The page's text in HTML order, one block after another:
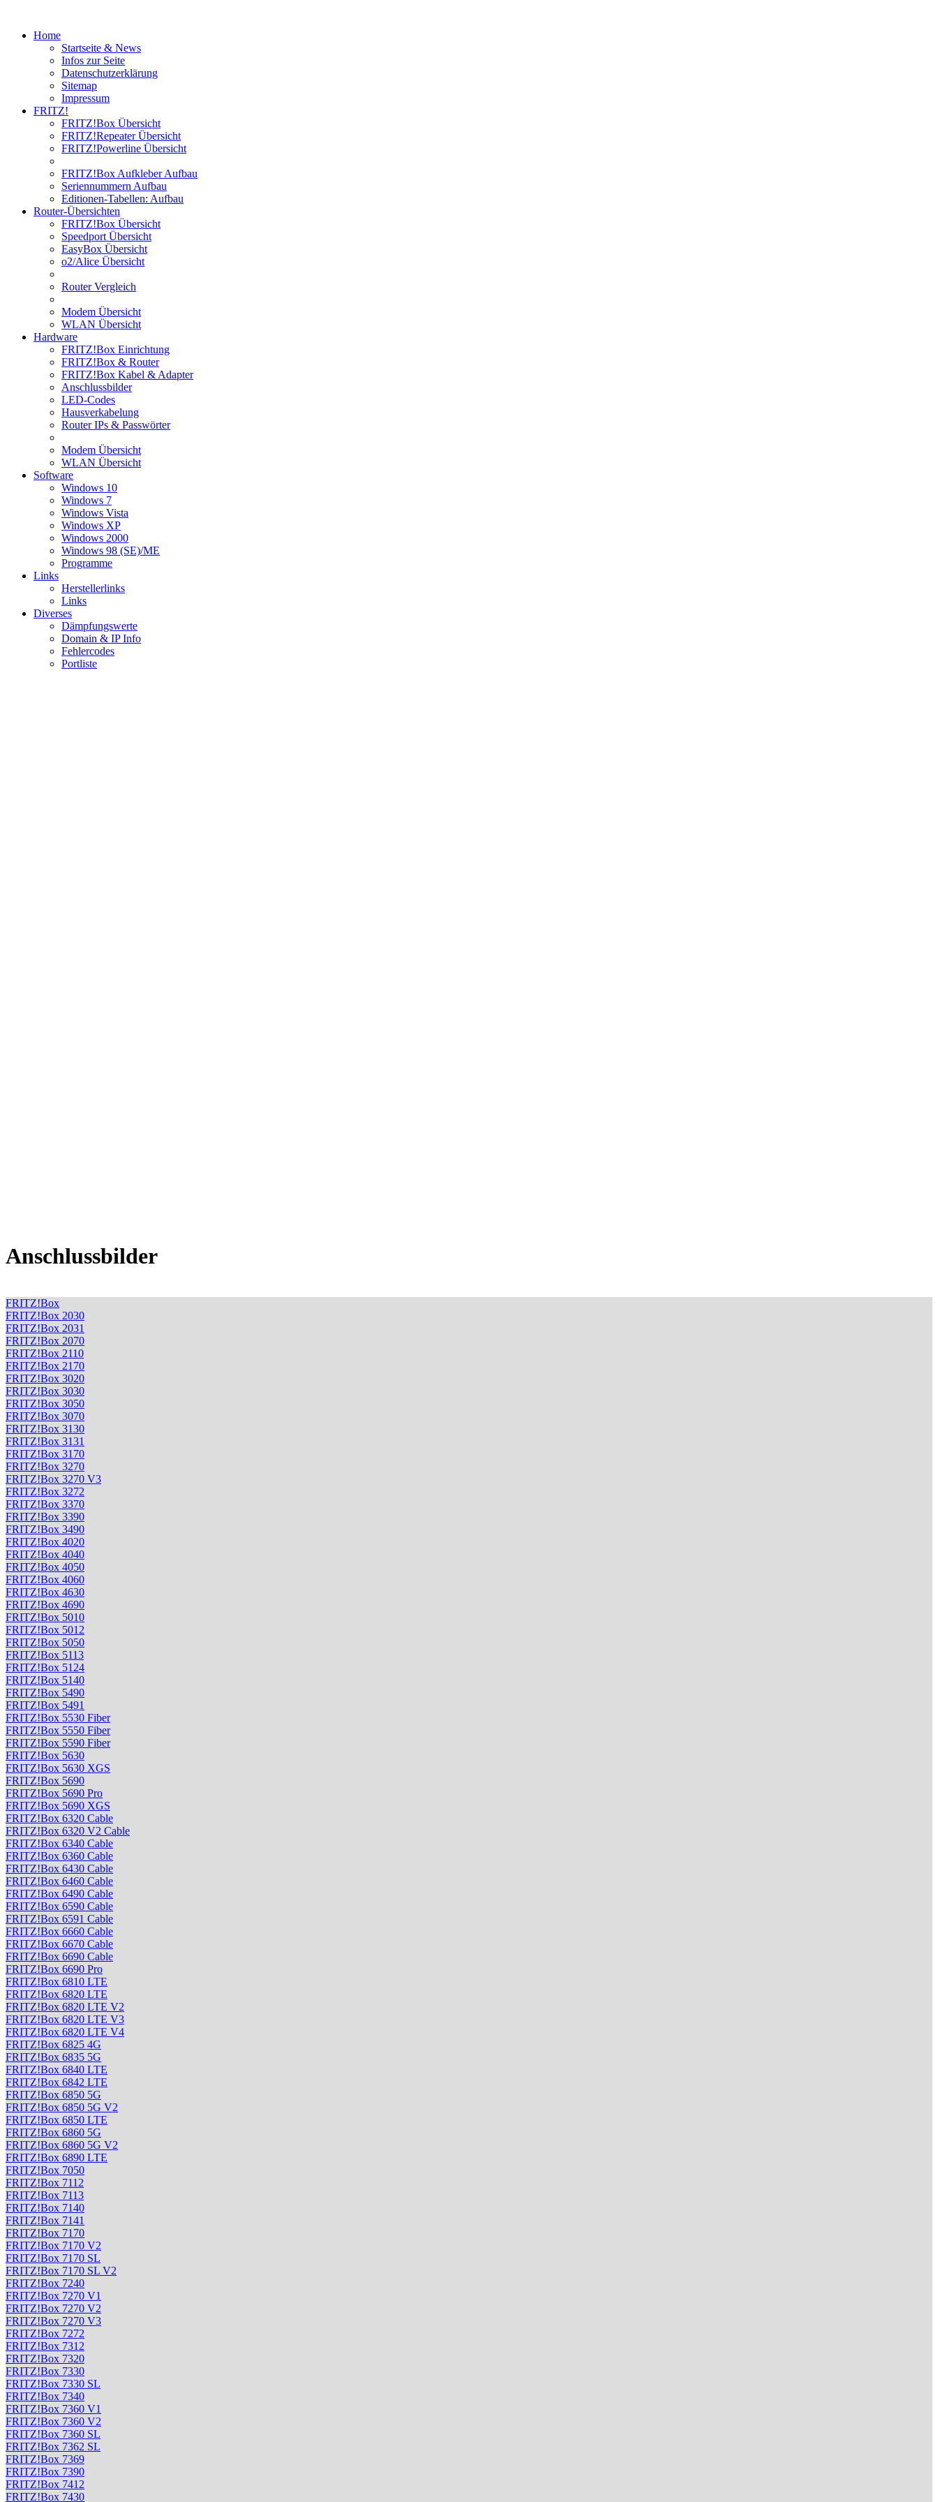
Home
Startseite & News
Infos zur Seite
Datenschutzerklärung
Sitemap
Impressum
FRITZ!
FRITZ!Box Übersicht
FRITZ!Repeater Übersicht
FRITZ!Powerline Übersicht
FRITZ!Box Aufkleber Aufbau
Seriennummern Aufbau
Editionen-Tabellen: Aufbau
Router-Übersichten
FRITZ!Box Übersicht
Speedport Übersicht
EasyBox Übersicht
o2/Alice Übersicht
Router Vergleich
Modem Übersicht
WLAN Übersicht
Hardware
FRITZ!Box Einrichtung
FRITZ!Box & Router
FRITZ!Box Kabel & Adapter
Anschlussbilder
LED-Codes
Hausverkabelung
Router IPs & Passwörter
Modem Übersicht
WLAN Übersicht
Software
Windows 10
Windows 7
Windows Vista
Windows XP
Windows 2000
Windows 98 (SE)/ME
Programme
Links
Herstellerlinks
Links
Diverses
Dämpfungswerte
Domain & IP Info
Fehlercodes
Portliste
Anschlussbilder
FRITZ!Box
FRITZ!Box 2030
FRITZ!Box 2031
FRITZ!Box 2070
FRITZ!Box 2110
FRITZ!Box 2170
FRITZ!Box 3020
FRITZ!Box 3030
FRITZ!Box 3050
FRITZ!Box 3070
FRITZ!Box 3130
FRITZ!Box 3131
FRITZ!Box 3170
FRITZ!Box 3270
FRITZ!Box 3270 V3
FRITZ!Box 3272
FRITZ!Box 3370
FRITZ!Box 3390
FRITZ!Box 3490
FRITZ!Box 4020
FRITZ!Box 4040
FRITZ!Box 4050
FRITZ!Box 4060
FRITZ!Box 4630
FRITZ!Box 4690
FRITZ!Box 5010
FRITZ!Box 5012
FRITZ!Box 5050
FRITZ!Box 5113
FRITZ!Box 5124
FRITZ!Box 5140
FRITZ!Box 5490
FRITZ!Box 5491
FRITZ!Box 5530 Fiber
FRITZ!Box 5550 Fiber
FRITZ!Box 5590 Fiber
FRITZ!Box 5630
FRITZ!Box 5630 XGS
FRITZ!Box 5690
FRITZ!Box 5690 Pro
FRITZ!Box 5690 XGS
FRITZ!Box 6320 Cable
FRITZ!Box 6320 V2 Cable
FRITZ!Box 6340 Cable
FRITZ!Box 6360 Cable
FRITZ!Box 6430 Cable
FRITZ!Box 6460 Cable
FRITZ!Box 6490 Cable
FRITZ!Box 6590 Cable
FRITZ!Box 6591 Cable
FRITZ!Box 6660 Cable
FRITZ!Box 6670 Cable
FRITZ!Box 6690 Cable
FRITZ!Box 6690 Pro
FRITZ!Box 6810 LTE
FRITZ!Box 6820 LTE
FRITZ!Box 6820 LTE V2
FRITZ!Box 6820 LTE V3
FRITZ!Box 6820 LTE V4
FRITZ!Box 6825 4G
FRITZ!Box 6835 5G
FRITZ!Box 6840 LTE
FRITZ!Box 6842 LTE
FRITZ!Box 6850 5G
FRITZ!Box 6850 5G V2
FRITZ!Box 6850 LTE
FRITZ!Box 6860 5G
FRITZ!Box 6860 5G V2
FRITZ!Box 6890 LTE
FRITZ!Box 7050
FRITZ!Box 7112
FRITZ!Box 7113
FRITZ!Box 7140
FRITZ!Box 7141
FRITZ!Box 7170
FRITZ!Box 7170 V2
FRITZ!Box 7170 SL
FRITZ!Box 7170 SL V2
FRITZ!Box 7240
FRITZ!Box 7270 V1
FRITZ!Box 7270 V2
FRITZ!Box 7270 V3
FRITZ!Box 7272
FRITZ!Box 7312
FRITZ!Box 7320
FRITZ!Box 7330
FRITZ!Box 7330 SL
FRITZ!Box 7340
FRITZ!Box 7360 V1
FRITZ!Box 7360 V2
FRITZ!Box 7360 SL
FRITZ!Box 7362 SL
FRITZ!Box 7369
FRITZ!Box 7390
FRITZ!Box 7412
FRITZ!Box 7430